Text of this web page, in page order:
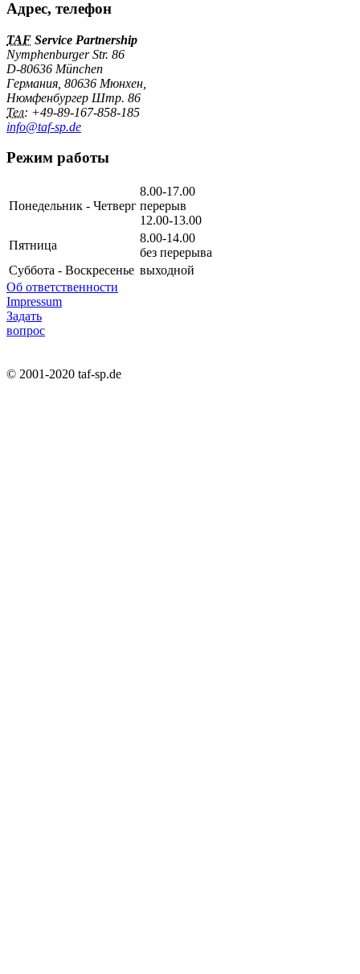
Адрес, телефон
TAF Service Partnership
Nymphenburger Str. 86
D-80636 München
Германия 80636 Мюнхен
Нюмфенбургер Штр. 86
Тел: +49-89-167-858-185
info@taf-sp.de
Режим работы
Понедельник - Четверг
8.00-17.00
перерыв
12.00-13.00
Пятница
8.00-14.00
без перерыва
Суббота - Воскресенье выходной
Об ответственности
Impressum
Задать
вопрос
© 2001-2020 taf-sp.de